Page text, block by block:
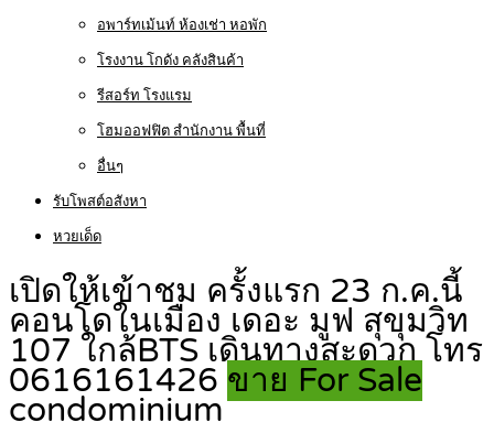
อพาร์ทเม้นท์ ห้องเช่า หอพัก
โรงงาน โกดัง คลังสินค้า
รีสอร์ท โรงแรม
โฮมออฟฟิต สำนักงาน พื้นที่
อื่นๆ
รับโพสต์อสังหา
หวยเด็ด
เปิดให้เข้าชม ครั้งแรก 23 ก.ค.นี้
คอนโดในเมือง เดอะ มูฟ สุขุมวิท
107 ใกล้BTS เดินทางสะดวก โทร
0616161426 ขาย For Sale
condominium